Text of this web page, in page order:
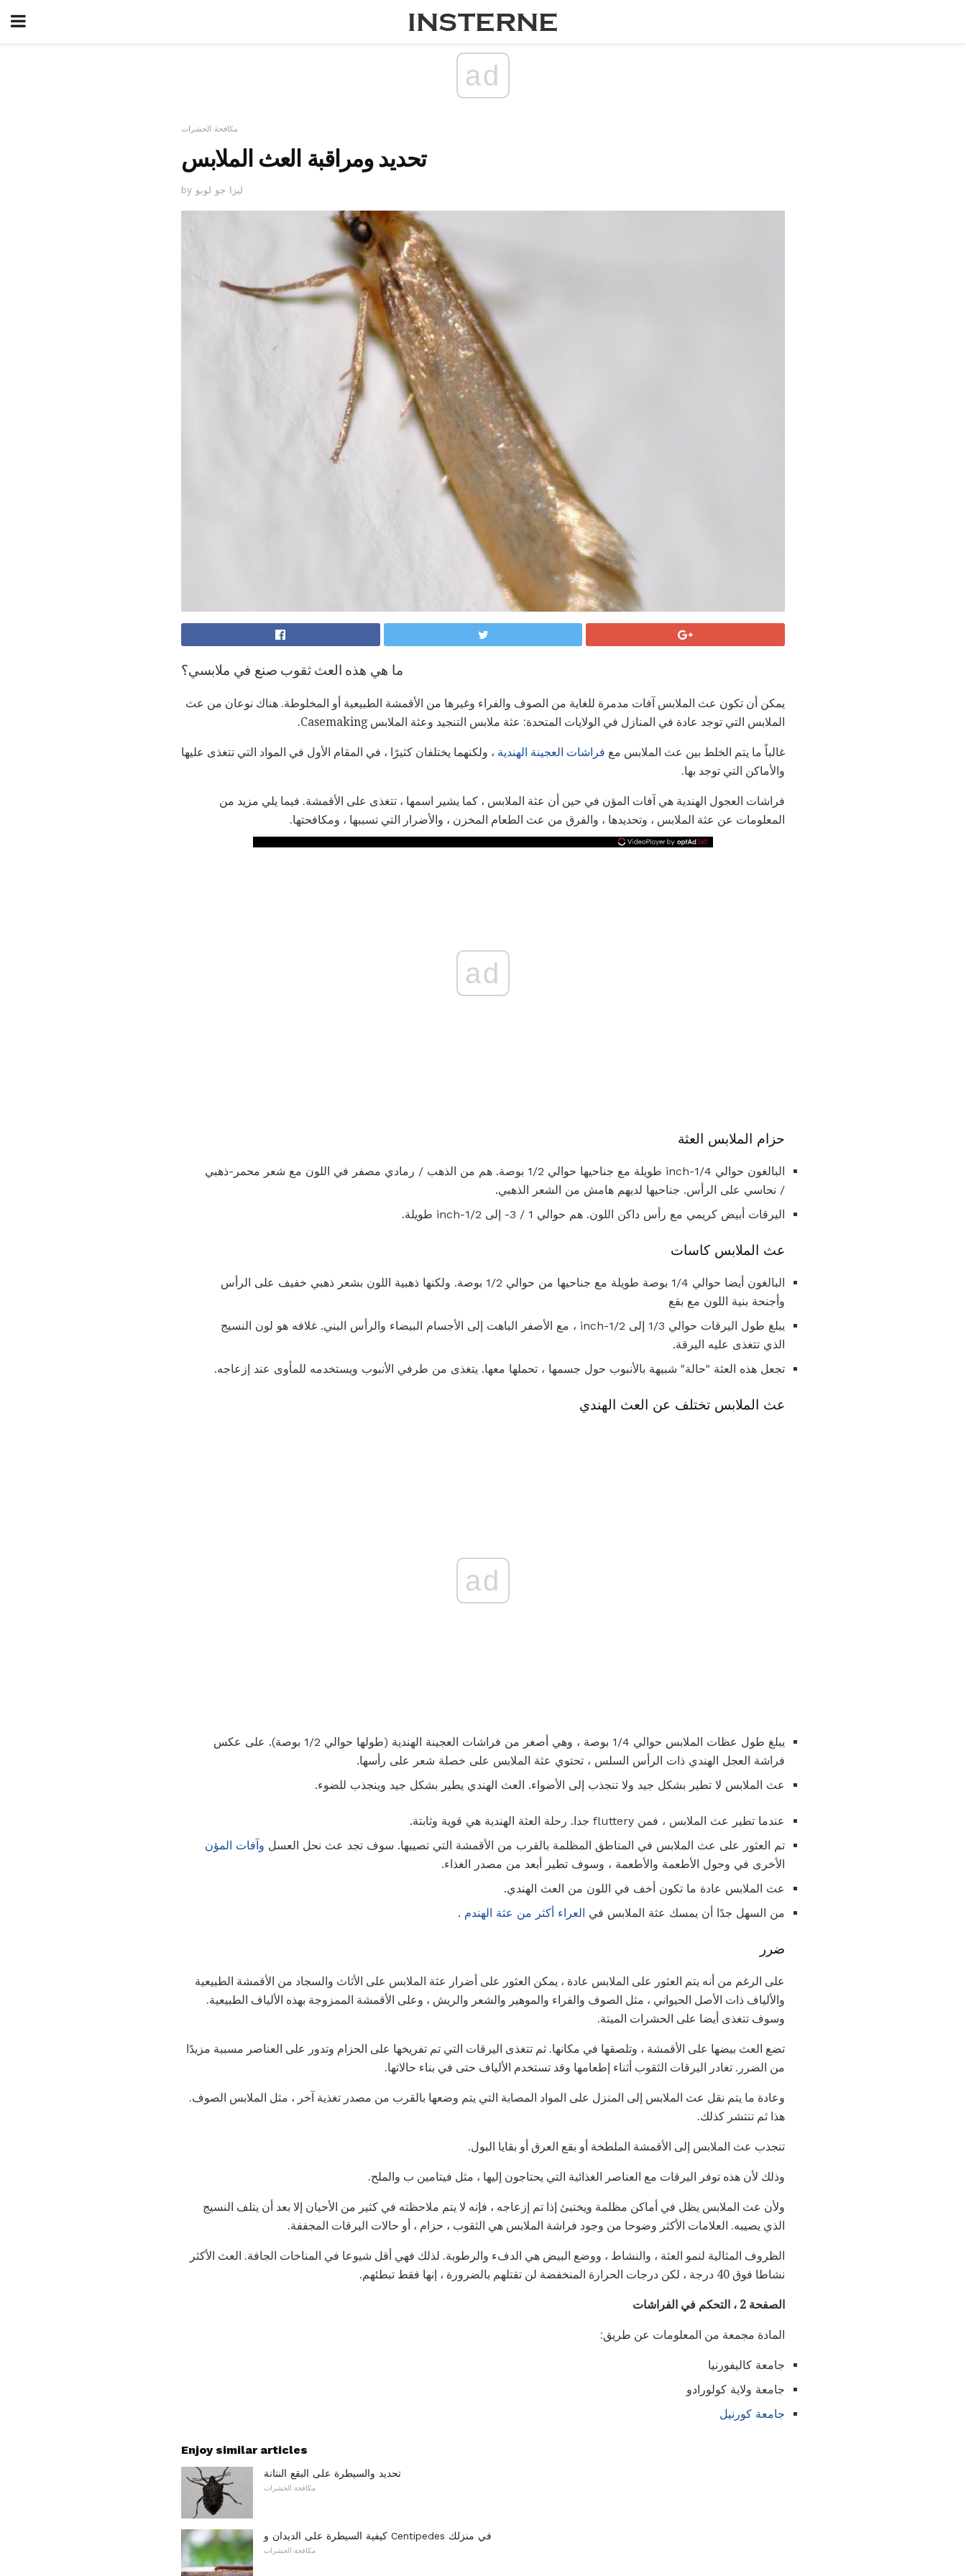
ad
مكافحة الحشرات
تحديد ومراقبة العث الملابس
by ليزا جو لوبو
ما هي هذه العث ثقوب صنع في ملابسي؟
يمكن أن تكون عث الملابس آفات مدمرة للغاية من الصوف والفراء وغيرها من الأقمشة الطبيعية أو المخلوطة. هناك نوعان من عث
الملابس التي توجد عادة في المنازل في الولايات المتحدة: عثة ملابس التنجيد وعثة الملابس Casemaking.
غالباً ما يتم الخلط بين عث الملابس مع فراشات العجينة الهندية ، ولكنهما يختلفان كثيرًا ، في المقام الأول في المواد التي تتغذى عليها
والأماكن التي توجد بها.
فراشات العجول الهندية هي آفات المؤن في حين أن عثة الملابس ، كما يشير اسمها ، تتغذى على الأقمشة. فيما يلي مزيد من
المعلومات عن عثة الملابس ، وتحديدها ، والفرق من عث الطعام المخزن ، والأضرار التي تسببها ، ومكافحتها.
ad
حزام الملابس العثة
البالغون حوالي 1/4-inch طويلة مع جناحيها حوالي 1/2 بوصة. هم من الذهب / رمادي مصفر في اللون مع شعر محمر-ذهبي
/ نحاسي على الرأس. جناحيها لديهم هامش من الشعر الذهبي.
اليرقات أبيض كريمي مع رأس داكن اللون. هم حوالي 1 / 3- إلى 1/2-inch طويلة.
عث الملابس كاسات
البالغون أيضا حوالي 1/4 بوصة طويلة مع جناحيها من حوالي 1/2 بوصة. ولكنها ذهبية اللون بشعر ذهبي خفيف على الرأس
وأجنحة بنية اللون مع بقع
يبلغ طول اليرقات حوالي 1/3 إلى 1/2-inch ، مع الأصفر الباهت إلى الأجسام البيضاء والرأس البني. غلافه هو لون النسيج
الذي تتغذى عليه اليرقة.
تجعل هذه العثة "حالة" شبيهة بالأنبوب حول جسمها ، تحملها معها. يتغذى من طرفي الأنبوب ويستخدمه للمأوى عند إزعاجه.
عث الملابس تختلف عن العث الهندي
ad
يبلغ طول عظات الملابس حوالي 1/4 بوصة ، وهي أصغر من فراشات العجينة الهندية (طولها حوالي 1/2 بوصة). على عكس
فراشة العجل الهندي ذات الرأس السلس ، تحتوي عثة الملابس على خصلة شعر على رأسها.
عث الملابس لا تطير بشكل جيد ولا تنجذب إلى الأضواء. العث الهندي يطير بشكل جيد وينجذب للضوء.
عندما تطير عث الملابس ، فمن fluttery جدا. رحلة العثة الهندية هي قوية وثابتة.
تم العثور على عث الملابس في المناطق المظلمة بالقرب من الأقمشة التي تصيبها. سوف تجد عث نحل العسل وآفات المؤن
الأخرى في وحول الأطعمة والأطعمة ، وسوف تطير أبعد من مصدر الغذاء.
عث الملابس عادة ما تكون أخف في اللون من العث الهندي.
من السهل جدًا أن يمسك عثة الملابس في العراء أكثر من عثة الهندم .
ضرر
على الرغم من أنه يتم العثور على الملابس عادة ، يمكن العثور على أضرار عثة الملابس على الأثاث والسجاد من الأقمشة الطبيعية
والألياف ذات الأصل الحيواني ، مثل الصوف والفراء والموهير والشعر والريش ، وعلى الأقمشة الممزوجة بهذه الألياف الطبيعية.
وسوف تتغذى أيضا على الحشرات الميتة.
تضع العث بيضها على الأقمشة ، وتلصقها في مكانها. ثم تتغذى اليرقات التي تم تفريخها على الحزام وتدور على العناصر مسببة مزيدًا
من الضرر. تغادر اليرقات الثقوب أثناء إطعامها وقد تستخدم الألياف حتى في بناء حالاتها.
وعادة ما يتم نقل عث الملابس إلى المنزل على المواد المصابة التي يتم وضعها بالقرب من مصدر تغذية آخر ، مثل الملابس الصوف.
هذا ثم تنتشر كذلك.
تنجذب عث الملابس إلى الأقمشة الملطخة أو بقع العرق أو بقايا البول.
وذلك لأن هذه توفر اليرقات مع العناصر الغذائية التي يحتاجون إليها ، مثل فيتامين ب والملح.
ولأن عث الملابس يظل في أماكن مظلمة ويختبئ إذا تم إزعاجه ، فإنه لا يتم ملاحظته في كثير من الأحيان إلا بعد أن يتلف النسيج
الذي يصيبه. العلامات الأكثر وضوحا من وجود فراشة الملابس هي الثقوب ، حزام ، أو حالات اليرقات المجففة.
الظروف المثالية لنمو العثة ، والنشاط ، ووضع البيض هي الدفء والرطوبة. لذلك فهي أقل شيوعا في المناخات الجافة. العث الأكثر
نشاطا فوق 40 درجة ، لكن درجات الحرارة المنخفضة لن تقتلهم بالضرورة ، إنها فقط تبطئهم.
الصفحة 2 ، التحكم في الفراشات
المادة مجمعة من المعلومات عن طريق:
جامعة كاليفورنيا
جامعة ولاية كولورادو
جامعة كورنيل
Enjoy similar articles
تحديد والسيطرة على البقع النتانة
مكافحة الحشرات
كيفية السيطرة على الديدان و Centipedes في منزلك
مكافحة الحشرات